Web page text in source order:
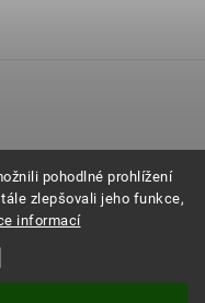
pohodlné prohlížení
zlepšovali jeho funkce,
informací
práva vyhrazena.